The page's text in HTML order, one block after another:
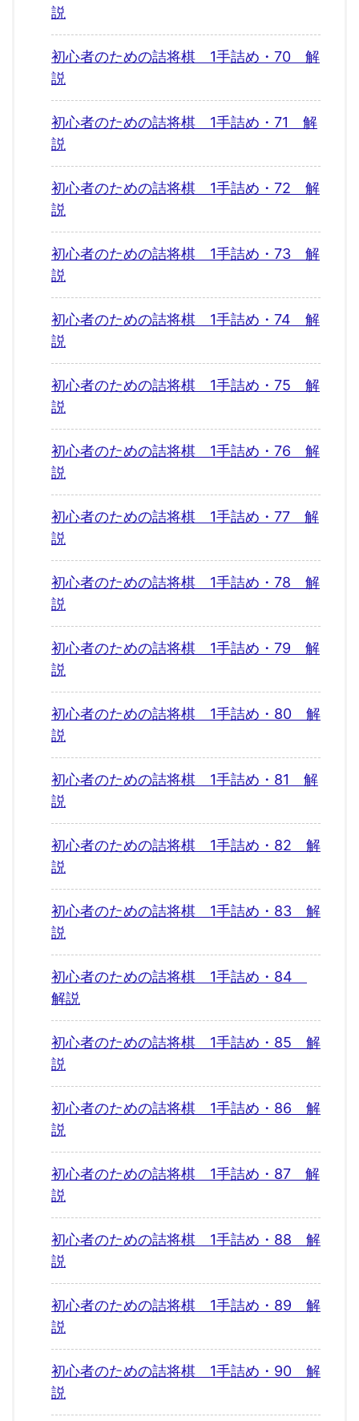
説
初心者のための詰将棋 1手詰め・70 解
説
初心者のための詰将棋 1手詰め・71 解
説
初心者のための詰将棋 1手詰め・72 解
説
初心者のための詰将棋 1手詰め・73 解
説
初心者のための詰将棋 1手詰め・74 解
説
初心者のための詰将棋 1手詰め・75 解
説
初心者のための詰将棋 1手詰め・76 解
説
初心者のための詰将棋 1手詰め・77 解
説
初心者のための詰将棋 1手詰め・78 解
説
初心者のための詰将棋 1手詰め・79 解
説
初心者のための詰将棋 1手詰め・80 解
説
初心者のための詰将棋 1手詰め・81 解
説
初心者のための詰将棋 1手詰め・82 解
説
初心者のための詰将棋 1手詰め・83 解
説
初心者のための詰将棋 1手詰め・84
解説
初心者のための詰将棋 1手詰め・85 解
説
初心者のための詰将棋 1手詰め・86 解
説
初心者のための詰将棋 1手詰め・87 解
説
初心者のための詰将棋 1手詰め・88 解
説
初心者のための詰将棋 1手詰め・89 解
説
初心者のための詰将棋 1手詰め・90 解
説